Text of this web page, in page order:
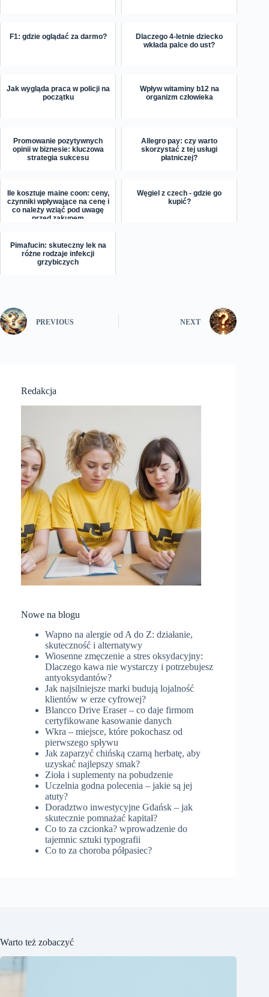
F1: gdzie oglądać za darmo?
Dlaczego 4-letnie dziecko
wkłada palce do ust?
Jak wygląda praca w policji na
początku
Wpływ witaminy b12 na
organizm człowieka
Promowanie pozytywnych
opinii w biznesie: kluczowa
strategia sukcesu
Allegro pay: czy warto
skorzystać z tej usługi
płatniczej?
Ile kosztuje maine coon: ceny,
czynniki wpływające na cenę i
co należy wziąć pod uwagę
przed zakupem
Węgiel z czech - gdzie go
kupić?
Pimafucin: skuteczny lek na
różne rodzaje infekcji
grzybiczych
PREVIOUS NEXT
Redakcja
Nowe na blogu
Wapno na alergie od A do Z: działanie,
skuteczność i alternatywy
Wiosenne zmęczenie a stres oksydacyjny:
Dlaczego kawa nie wystarczy i potrzebujesz
antyoksydantów?
Jak najsilniejsze marki budują lojalność
klientów w erze cyfrowej?
Blancco Drive Eraser – co daje firmom
certyfikowane kasowanie danych
Wkra – miejsce, które pokochasz od
pierwszego spływu
Jak zaparzyć chińską czarną herbatę, aby
uzyskać najlepszy smak?
Zioła i suplementy na pobudzenie
Uczelnia godna polecenia – jakie są jej
atuty?
Doradztwo inwestycyjne Gdańsk – jak
skutecznie pomnażać kapitał?
Co to za czcionka? wprowadzenie do
tajemnic sztuki typografii
Co to za choroba półpasiec?
Warto też zobaczyć